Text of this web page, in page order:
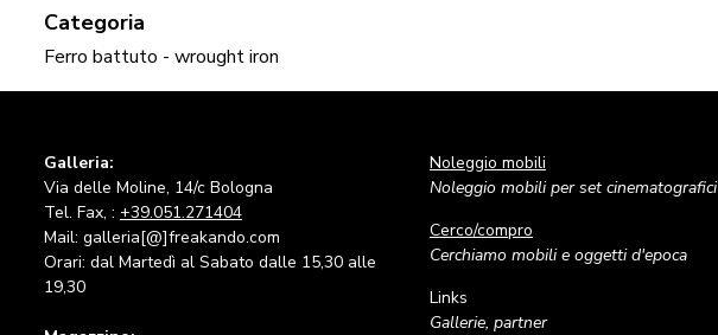
Categoria
Ferro battuto - wrought iron
Galleria:
Via delle Moline, 14/c Bologna
Tel. Fax, : +39.051.271404
Mail: galleria[@]freakando.com
Orari: dal Martedì al Sabato dalle 15,30 alle
19,30
Noleggio mobili
Noleggio mobili per set cinematografici
Cerco/compro
Cerchiamo mobili e oggetti d'epoca
Links
Gallerie, partner